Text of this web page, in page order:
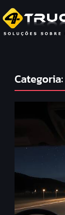
Categoria: